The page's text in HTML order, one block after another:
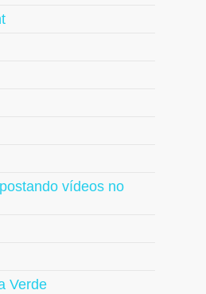
vídeos no
Verde